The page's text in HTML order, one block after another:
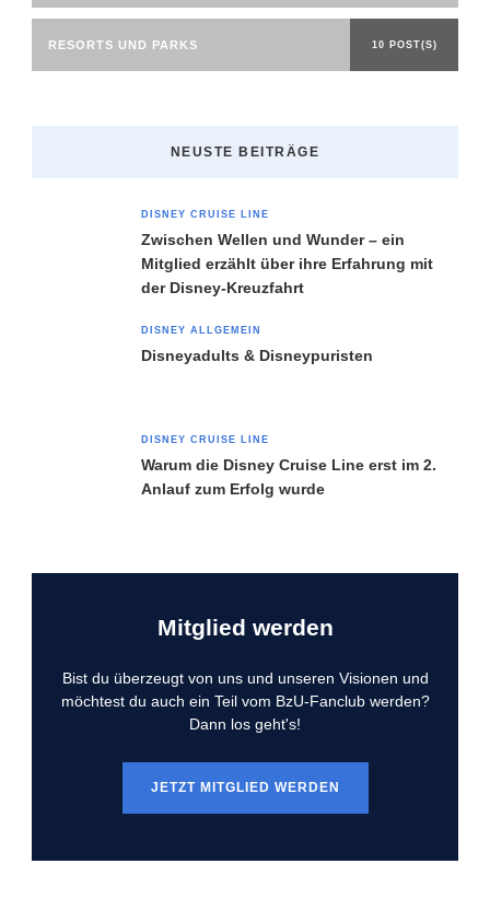
RESORTS UND PARKS 10 POST(S)
NEUSTE BEITRÄGE
DISNEY CRUISE LINE
Zwischen Wellen und Wunder – ein
Mitglied erzählt über ihre Erfahrung mit
der Disney-Kreuzfahrt
DISNEY ALLGEMEIN
Disneyadults & Disneypuristen
DISNEY CRUISE LINE
Warum die Disney Cruise Line erst im 2.
Anlauf zum Erfolg wurde
Mitglied werden
Bist du überzeugt von uns und unseren Visionen und
möchtest du auch ein Teil vom BzU-Fanclub werden?
Dann los geht's!
JETZT MITGLIED WERDEN